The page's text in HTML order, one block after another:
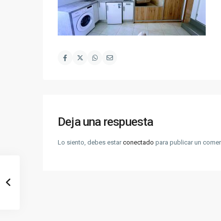
Deja una respuesta
Lo siento, debes estarconectado para publicar un